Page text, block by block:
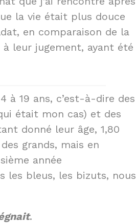
la vie était plus douce
en comparaison de la
leur jugement, ayant été
à 19 ans, c’est-à-dire des
était mon cas) et des
donné leur âge, 1,80
grands, mais en
année
les bleus, les bizuts, nous
.